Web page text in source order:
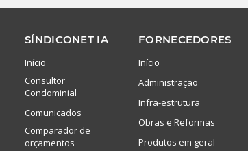
SÍNDICONET IA
Início
Consultor
Condominial
Comunicados
Comparador de
orçamentos
FORNECEDORES
Início
Administração
Infra-estrutura
Obras e Reformas
Produtos em geral